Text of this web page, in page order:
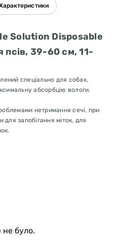
Solution Disposable
псів, 39-60 см, 11-
спеціально для собак,
абсорбцію вологи.
нетримання сечі, при
для запобігання міток, для
максимально тривалий захист
спині тварини. Переконайтеся,
не було.